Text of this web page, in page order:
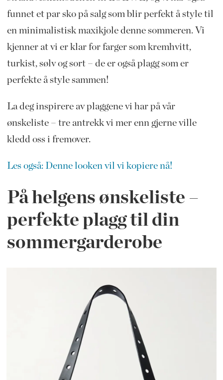
funnet et par sko på salg som blir perfekt å style til
en minimalistisk maxikjole denne sommeren. Vi
kjenner at vi er klar for farger som kremhvitt,
turkist, sølv og sort – de er også plagg som er
perfekte å style sammen!
La deg inspirere av plaggene vi har på vår
ønskeliste – tre antrekk vi mer enn gjerne ville
kledd oss i fremover.
Les også: Denne looken vil vi kopiere nå!
På helgens ønskeliste –
perfekte plagg til din
sommergarderobe